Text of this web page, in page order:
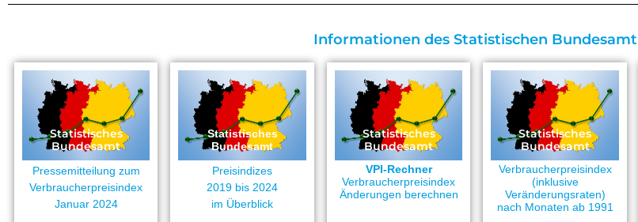
Informationen des Statistischen Bundesamt
Statistisches
Bundesamt
Pressemitteilung zum
Verbraucherpreisindex
Januar 2024
Statistisches
Bundesamt
Preisindizes
2019 bis 2024
im Überblick
Statistisches
Bundesamt
VPI-Rechner
Verbraucherpreisindex
Änderungen berechnen
Statistisches
Bundesamt
Verbraucherpreisindex
(inklusive
Veränderungsraten)
nach Monaten ab 1991